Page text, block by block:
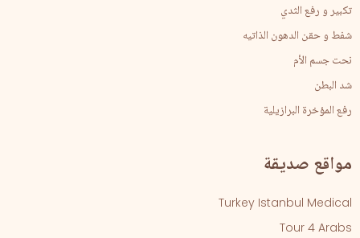
تكبير و رفع الثدي
شفط و حقن الدهون الذاتيه
نحت جسم الأم
شد البطن
رفع المؤخرة البرازيلية
مواقع صديقة
Turkey Istanbul Medical
Tour 4 Arabs